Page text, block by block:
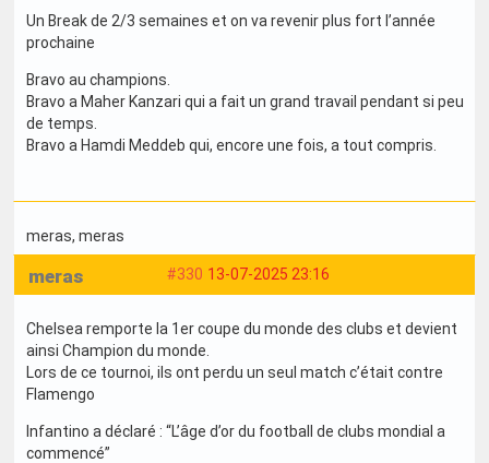
Un Break de 2/3 semaines et on va revenir plus fort l’année
prochaine
Bravo au champions.
Bravo a Maher Kanzari qui a fait un grand travail pendant si peu
de temps.
Bravo a Hamdi Meddeb qui, encore une fois, a tout compris.
meras, meras
#330 13-07-2025 23:16
meras
Chelsea remporte la 1er coupe du monde des clubs et devient
ainsi Champion du monde.
Lors de ce tournoi, ils ont perdu un seul match c’était contre
Flamengo
Infantino a déclaré : “L’âge d’or du football de clubs mondial a
commencé”